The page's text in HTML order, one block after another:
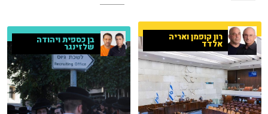
רון קופמן ואריה
אלדד בן כספית ויהודה
שלזינגר